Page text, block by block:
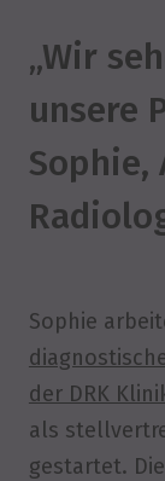
„Wir
unsere
Sophie
der DRK
als
gestartet.